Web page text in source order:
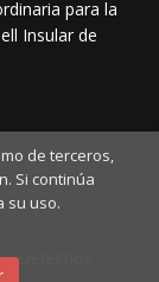
para la
Insular de
Derechos
de terceros,
Si continúa
su uso.